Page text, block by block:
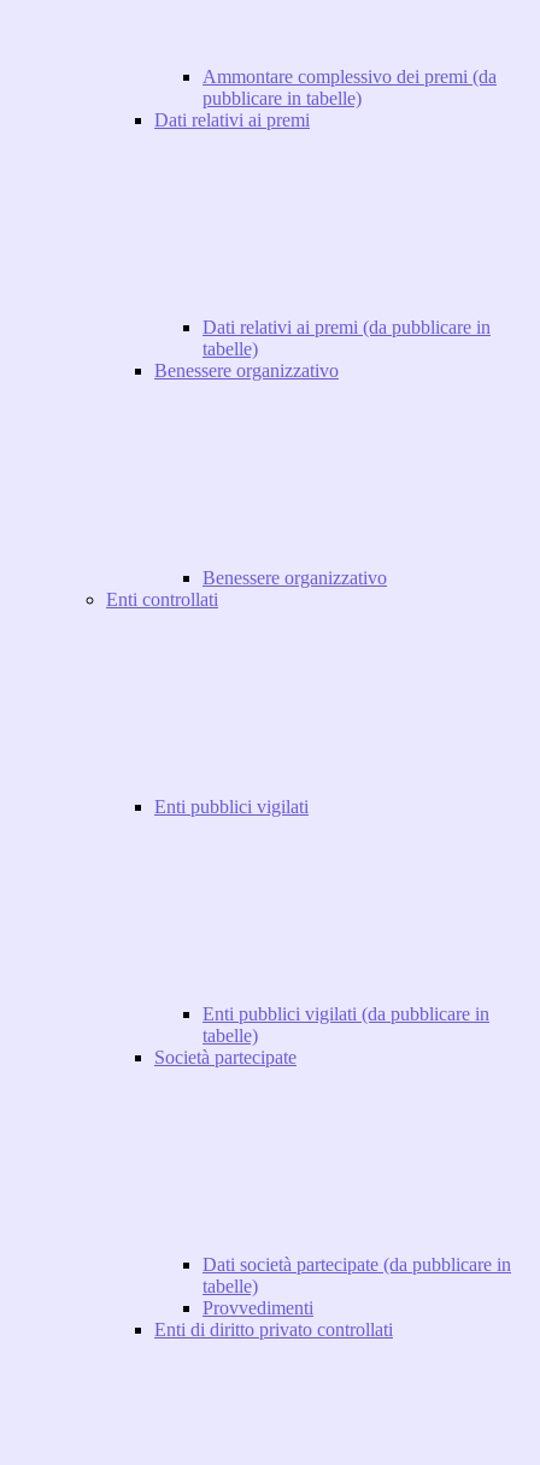
Ammontare complessivo dei premi (da
pubblicare in tabelle)
Dati relativi ai premi
Dati relativi ai premi (da pubblicare in
tabelle)
Benessere organizzativo
Benessere organizzativo
Enti controllati
Enti pubblici vigilati
Enti pubblici vigilati (da pubblicare in
tabelle)
Società partecipate
Dati società partecipate (da pubblicare in
tabelle)
Provvedimenti
Enti di diritto privato controllati